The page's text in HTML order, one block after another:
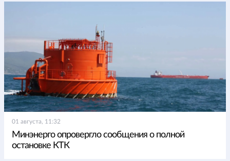
01 августа, 11:32
Минэнерго опровергло сообщения о полной
остановке КТК